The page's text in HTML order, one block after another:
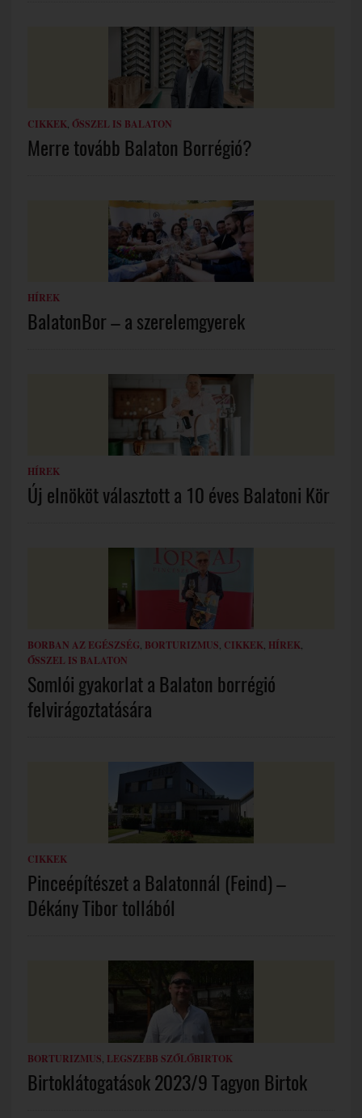
CIKKEK ŐSSZEL IS BALATON
Merre tovább Balaton Borrégió?
HÍREK
BalatonBor – a szerelemgyerek
HÍREK
Új elnököt választott a 10 éves Balatoni Kör
BORBAN AZ EGÉSZSÉG, BORTURIZMUS, CIKKEK, HÍREK,
ŐSSZEL IS BALATON
Somlói gyakorlat a Balaton borrégió
felvirágoztatására
CIKKEK
Pinceépítészet a Balatonnál (Feind) –
Dékány Tibor tollából
BORTURIZMUS LEGSZEBB SZŐLŐBIRTOK
Birtoklátogatások 2023/9 Tagyon Birtok